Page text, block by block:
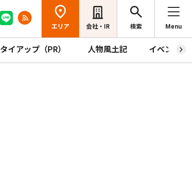
エリア 会社・IR 検索 Menu
タイアップ（PR） 人物風土記 イベント